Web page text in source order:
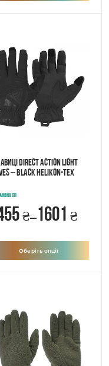
Direct Action LIGHT
– Black Helikon-Tex
₴–1601 ₴
Оберіть опції